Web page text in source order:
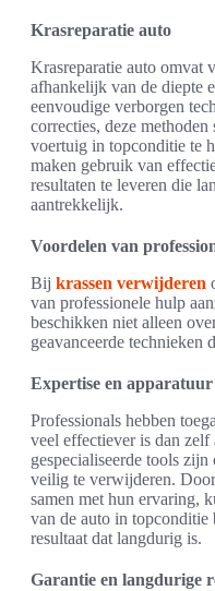
Krasreparatie auto
Krasreparatie auto omvat
afhankelijk van de diepte
eenvoudige verborgen
correcties, deze
voertuig in topconditie te
maken gebruik van
resultaten te leveren die
aantrekkelijk.
Voordelen van
Bij krassen verwijderen
van professionele hulp
beschikken niet alleen
geavanceerde technieken
Expertise en apparatuur
Professionals hebben
veel effectiever is dan
gespecialiseerde tools
veilig te verwijderen.
samen met hun ervaring,
van de auto in
resultaat dat langdurig is.
Garantie en langdurige